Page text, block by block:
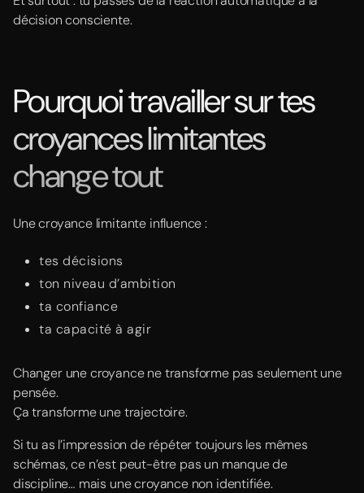
décision consciente.
Pourquoi travailler sur tes
croyances limitantes
change tout
Une croyance limitante influence :
tes décisions
ton niveau d’ambition
ta confiance
ta capacité à agir
Changer une croyance ne transforme pas seulement une
pensée.
Ça transforme une trajectoire.
Si tu as l’impression de répéter toujours les mêmes
schémas, ce n’est peut-être pas un manque de
discipline… mais une croyance non identifiée.